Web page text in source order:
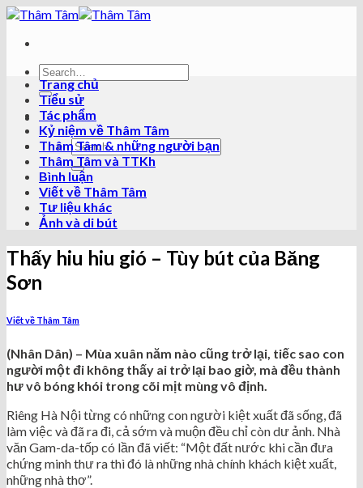
Skip
content
Trang chủ
Tiểu sử
Tác phẩm
Kỷ niệm về Thâm Tâm
Thâm Tâm & những người bạn
Thâm Tâm và TTKh
Bình luận
Viết về Thâm Tâm
Tư liệu khác
Ảnh và di bút
Thấy hiu hiu gió – Tùy bút của Băng
Sơn
Viết về Thâm Tâm
(Nhân Dân) – Mùa xuân năm nào cũng trở lại, tiếc sao con
người một đi không thấy ai trở lại bao giờ, mà đều thành
hư vô bóng khói trong cõi mịt mùng vô định.
Riêng Hà Nội từng có những con người kiệt xuất đã sống, đã
làm việc và đã ra đi, cả sớm và muộn đều chỉ còn dư ảnh. Nhà
văn Gam-da-tốp có lần đã viết: “Một đất nước khi cần đưa
chứng minh thư ra thì đó là những nhà chính khách kiệt xuất,
những nhà thơ”.